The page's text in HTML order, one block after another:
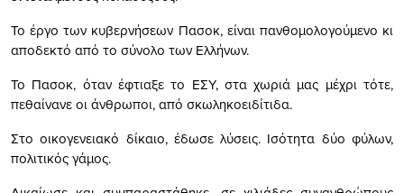
Το έργο των κυβερνήσεων Πασοκ, είναι πανθομολογούμενο κι
αποδεκτό από το σύνολο των Ελλήνων.
Το Πασοκ, όταν έφτιαξε το ΕΣΥ, στα χωριά μας μέχρι τότε,
πεθαίνανε οι άνθρωποι, από σκωληκοειδίτιδα.
Στο οικογενειακό δίκαιο, έδωσε λύσεις. Ισότητα δύο φύλων,
πολιτικός γάμος.